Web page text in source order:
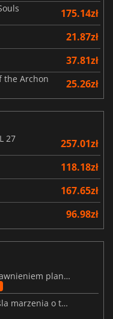
175.14zł
21.87zł
37.81zł
the Archon 25.26zł
27
257.01zł
118.18zł
167.65zł
96.98zł
MARVEL Tōkon debiutuje wraz z ujawnieniem planu rozwoju na pierwszy rok
Wyciek ceny Steam Frame przekreśla marzenia o tanim zestawie VR